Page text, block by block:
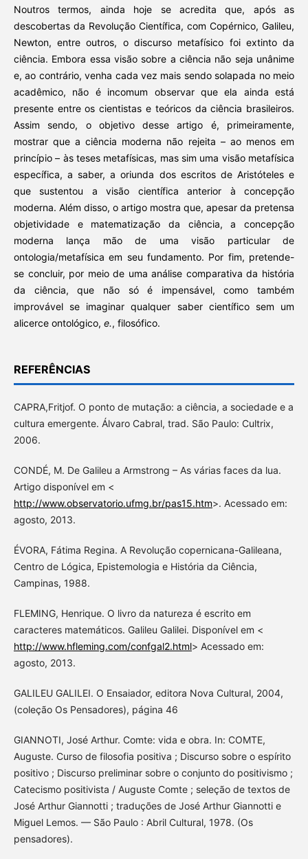
Noutros termos, ainda hoje se acredita que, após as
descobertas da Revolução Científica, com Copérnico, Galileu,
Newton, entre outros, o discurso metafísico foi extinto da
ciência. Embora essa visão sobre a ciência não seja unânime
e, ao contrário, venha cada vez mais sendo solapada no meio
acadêmico, não é incomum observar que ela ainda está
presente entre os cientistas e teóricos da ciência brasileiros.
Assim sendo, o objetivo desse artigo é, primeiramente,
mostrar que a ciência moderna não rejeita – ao menos em
princípio – às teses metafísicas, mas sim uma visão metafísica
específica, a saber, a oriunda dos escritos de Aristóteles e
que sustentou a visão científica anterior à concepção
moderna. Além disso, o artigo mostra que, apesar da pretensa
objetividade e matematização da ciência, a concepção
moderna lança mão de uma visão particular de
ontologia/metafísica em seu fundamento. Por fim, pretende-
se concluir, por meio de uma análise comparativa da história
da ciência, que não só é impensável, como também
improvável se imaginar qualquer saber científico sem um
alicerce ontológico, e., filosófico.
REFERÊNCIAS
CAPRA,Fritjof. O ponto de mutação: a ciência, a sociedade e a
cultura emergente. Álvaro Cabral, trad. São Paulo: Cultrix,
2006.
CONDÉ, M. De Galileu a Armstrong – As várias faces da lua.
Artigo disponível em <
http://www.observatorio.ufmg.br/pas15.htm>. Acessado em:
agosto, 2013.
ÉVORA, Fátima Regina. A Revolução copernicana-Galileana,
Centro de Lógica, Epistemologia e História da Ciência,
Campinas, 1988.
FLEMING, Henrique. O livro da natureza é escrito em
caracteres matemáticos. Galileu Galilei. Disponível em <
http://www.hfleming.com/confgal2.html> Acessado em:
agosto, 2013.
GALILEU GALILEI. O Ensaiador, editora Nova Cultural, 2004,
(coleção Os Pensadores), página 46
GIANNOTI, José Arthur. Comte: vida e obra. In: COMTE,
Auguste. Curso de filosofia positiva ; Discurso sobre o espírito
positivo ; Discurso preliminar sobre o conjunto do positivismo ;
Catecismo positivista / Auguste Comte ; seleção de textos de
José Arthur Giannotti ; traduções de José Arthur Giannotti e
Miguel Lemos. — São Paulo : Abril Cultural, 1978. (Os
pensadores).